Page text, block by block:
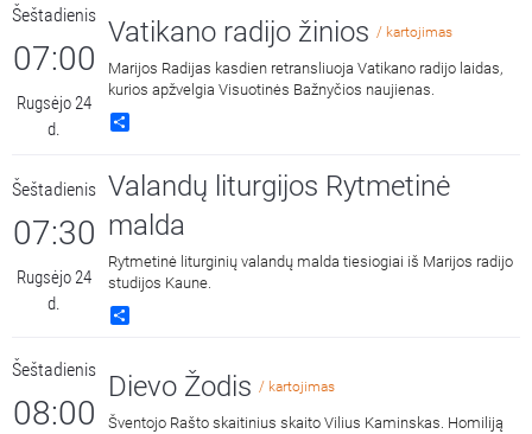
Šeštadienis
07:00
Rugsėjo 24
d.
Vatikano radijo žinios / kartojimas
Marijos Radijas kasdien retransliuoja Vatikano radijo laidas,
kurios apžvelgia Visuotinės Bažnyčios naujienas.
Šeštadienis
07:30
Rugsėjo 24
d.
Valandų liturgijos Rytmetinė
malda
Rytmetinė liturginių valandų malda tiesiogiai iš Marijos radijo
studijos Kaune.
Šeštadienis
08:00
Dievo Žodis / kartojimas
Šventojo Rašto skaitinius skaito Vilius Kaminskas. Homiliją